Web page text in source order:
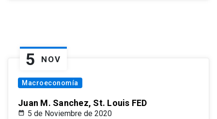
5 NOV
Macroeconomía
Juan M. Sanchez, St. Louis FED
5 de Noviembre de 2020